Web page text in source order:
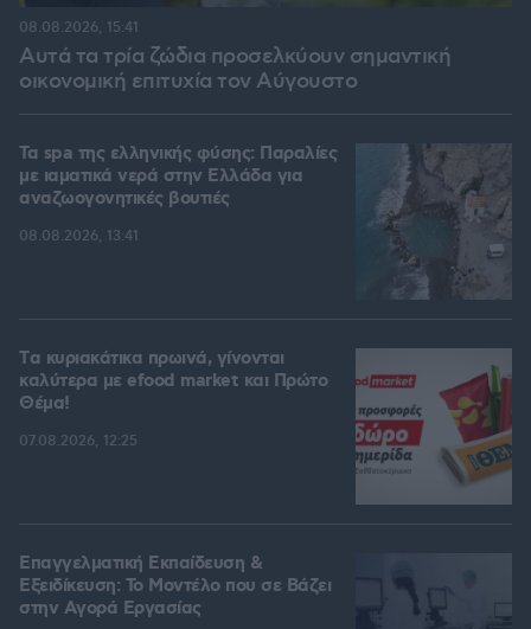
Αυτά τα τρία ζώδια προσελκύουν σημαντική
οικονομική επιτυχία τον Αύγουστο
08.08.2026, 15:41
Τα spa της ελληνικής φύσης: Παραλίες
με ιαματικά νερά στην Ελλάδα για
αναζωογονητικές βουτιές
08.08.2026, 13:41
Tα κυριακάτικα πρωινά, γίνονται
καλύτερα με efood market και Πρώτο
Θέμα!
07.08.2026, 12:25
Επαγγελματική Εκπαίδευση &
Εξειδίκευση: Το Mοντέλο που σε Bάζει
στην Aγορά Eργασίας